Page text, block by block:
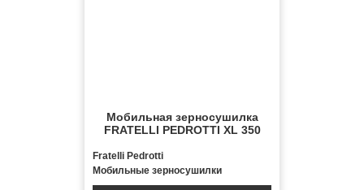
Мобильная зерносушилка
FRATELLI PЕDROTTI XL 350
Fratelli Pedrotti
Мобильные зерносушилки